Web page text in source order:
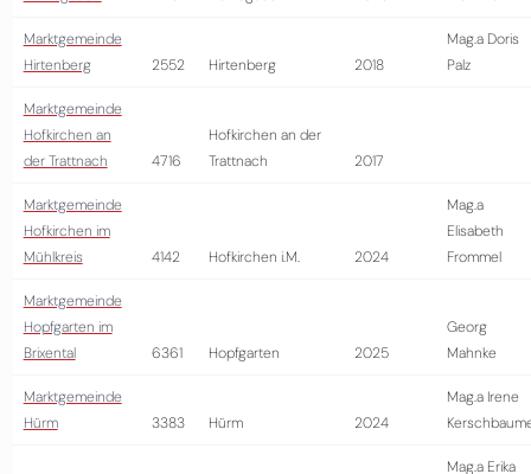
Marktgemeinde
Hirtenberg
2552 Hirtenberg 2018
Mag.a Doris
Palz
Marktgemeinde
Hofkirchen an
der Trattnach
4716
Hofkirchen an der
Trattnach
2017
Marktgemeinde
Hofkirchen im
Mühlkreis
4142 Hofkirchen i.M. 2024
Mag.a
Elisabeth
Frommel
Marktgemeinde
Hopfgarten im
Brixental
6361 Hopfgarten 2025
Georg
Mahnke
Marktgemeinde
Hürm
3383 Hürm 2024
Mag.a Irene
Mag.a Erika